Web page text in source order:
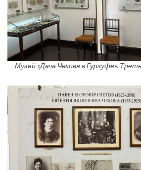
Музей «Дача Чехова в Гурзуфе».